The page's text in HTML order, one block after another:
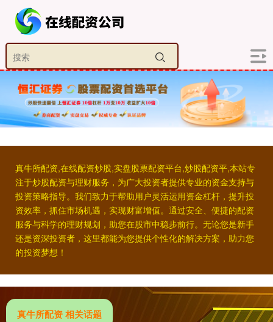
真牛所配资,在线配资炒股,实盘股票配资平台,炒股配资平,本站专
注于炒股配资与理财服务，为广大投资者提供专业的资金支持与
投资策略指导。我们致力于帮助用户灵活运用资金杠杆，提升投
资效率，抓住市场机遇，实现财富增值。通过安全、便捷的配资
服务与科学的理财规划，助您在股市中稳步前行。无论您是新手
还是资深投资者，这里都能为您提供个性化的解决方案，助力您
的投资梦想！
真牛所配资 相关话题